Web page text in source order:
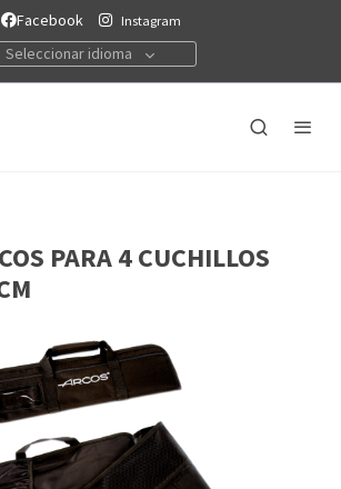
Facebook Instagram
Seleccionar idioma
PARA 4 CUCHILLOS